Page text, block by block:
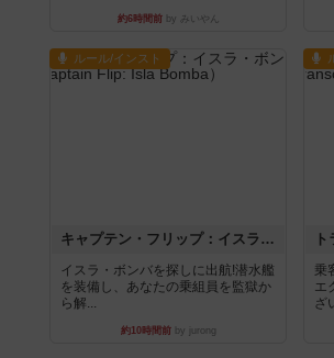
約6時間前by みいやん
ルール/インスト
キャプテン・フリップ：イスラ・ボンバ
イスラ・ボンバを探しに出航!潜水艦
を装備し、あなたの乗組員を監獄か
ら解...
約10時間前by jurong
乗
エ
ざ